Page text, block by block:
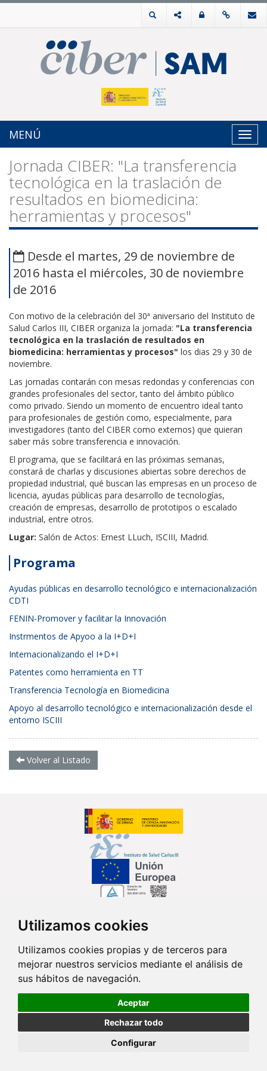
Utilizamos cookies
Utilizamos cookies propias y de terceros para
mejorar nuestros servicios mediante el análisis de
sus hábitos de navegación.
Aceptar
Rechazar todo
Configurar
MENÚ
Jornada CIBER: "La transferencia
tecnológica en la traslación de
resultados en biomedicina:
herramientas y procesos"
Desde el martes, 29 de noviembre de
2016 hasta el miércoles, 30 de noviembre
de 2016
Con motivo de la celebración del 30ª aniversario del Instituto de
Salud Carlos III, CIBER organiza la jornada: "La transferencia
tecnológica en la traslación de resultados en
biomedicina: herramientas y procesos" los dias 29 y 30 de
noviembre.
Las jornadas contarán con mesas redondas y conferencias con
grandes profesionales del sector, tanto del ámbito público
como privado. Siendo un momento de encuentro ideal tanto
para profesionales de gestión como, especialmente, para
investigadores (tanto del CIBER como externos) que quieran
saber más sobre transferencia e innovación.
El programa, que se facilitará en las próximas semanas,
constará de charlas y discusiones abiertas sobre derechos de
propiedad industrial, qué buscan las empresas en un proceso de
licencia, ayudas públicas para desarrollo de tecnologías,
creación de empresas, desarrollo de prototipos o escalado
industrial, entre otros.
Lugar: Salón de Actos: Ernest LLuch, ISCIII, Madrid.
Programa
Ayudas públicas en desarrollo tecnológico e internacionalización
CDTI
FENIN-Promover y facilitar la Innovación
Instrmentos de Apyoo a la I+D+I
Internacionalizando el I+D+I
Patentes como herramienta en TT
Transferencia Tecnología en Biomedicina
Apoyo al desarrollo tecnológico e internacionalización desde el
entorno ISCIII
Volver al Listado
Síguenos en...
Contacto
Av. Monforte de Lemos, 3-5. Pabellón 11. Planta 0 28029 Madrid
info@ciberisciii.es
Política de Privacidad
| Portal de Transparencia